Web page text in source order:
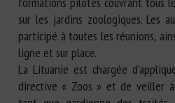
sur les jardins zoologiques. Les
participé à toutes les réunions,
ligne et sur place.
La Lituanie est chargée
directive « Zoos » et de veiller